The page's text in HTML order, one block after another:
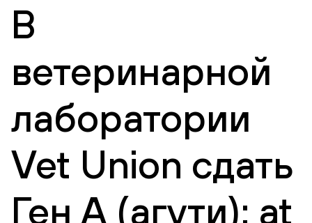
В
ветеринарной
лаборатории
Vet Union сдать
Ген А (агути): at